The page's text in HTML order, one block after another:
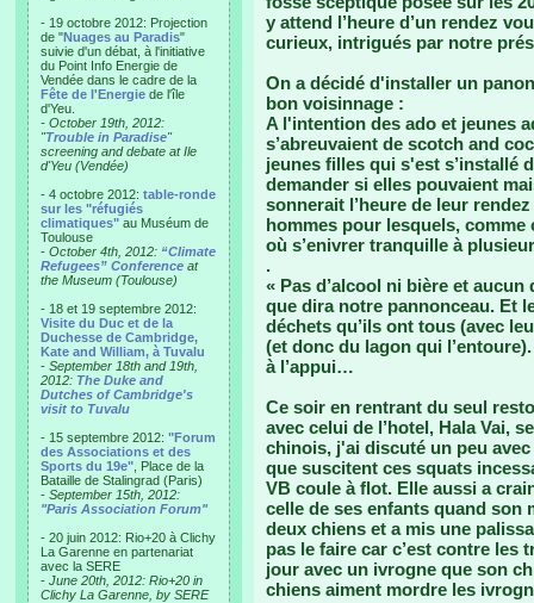
- 19 octobre 2012: Projection
de "Nuages au Paradis"
suivie d'un débat, à l'initiative
du Point Info Energie de
Vendée dans le cadre de la
Fête de l'Energie de l'île
d'Yeu.
- October 19th, 2012:
"Trouble in Paradise"
screening and debate at Ile
d'Yeu (Vendée)
- 4 octobre 2012: table-ronde
sur les "réfugiés
climatiques" au Muséum de
Toulouse
- October 4th, 2012: “Climate
Refugees” Conference at
the Museum (Toulouse)
- 18 et 19 septembre 2012:
Visite du Duc et de la
Duchesse de Cambridge,
Kate and William, à Tuvalu
- September 18th and 19th,
2012: The Duke and
Dutches of Cambridge's
visit to Tuvalu
- 15 septembre 2012: "Forum
des Associations et des
Sports du 19e" , Place de la
Bataille de Stalingrad (Paris)
- September 15th, 2012:
"Paris Association Forum"
- 20 juin 2012: Rio+20 à Clichy
La Garenne en partenariat
avec la SERE
- June 20th, 2012: Rio+20 in
Clichy La Garenne, by SERE
y attend l’heure d’un rendez
curieux, intrigués par notre
On a décidé d'installer un
bon voisinnage :
A l'intention des ado et jeunes
s’abreuvaient de scotch and
jeunes filles qui s'est s’installé
demander si elles pouvaient
sonnerait l’heure de leur
hommes pour lesquels, comme
où s’enivrer tranquille à
.
« Pas d’alcool ni bière et
que dira notre pannonceau. Et
déchets qu’ils ont tous (avec
(et donc du lagon qui
à l’appui…
Ce soir en rentrant du seul
avec celui de l’hotel, Hala Vai,
chinois, j'ai discuté un peu
que suscitent ces squats
VB coule à flot. Elle aussi a
celle de ses enfants quand son
deux chiens et a mis une
pas le faire car c’est contre les
jour avec un ivrogne que son
chiens aiment mordre les